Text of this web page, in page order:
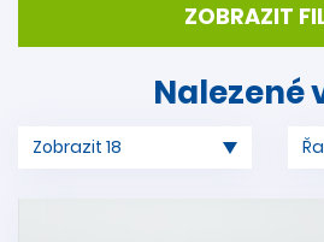
ZOBRAZIT
Nalezené